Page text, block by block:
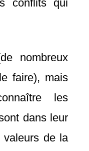
conflits qui
nombreux
faire), mais
les
dans leur
valeurs de la